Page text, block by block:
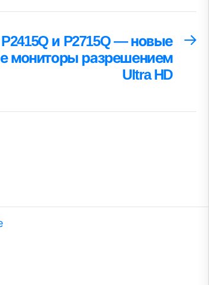
и P2715Q — новые
мониторы разрешением
Ultra HD